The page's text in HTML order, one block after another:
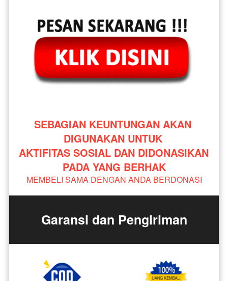
SEBAGIAN KEUNTUNGAN AKAN
DIGUNAKAN UNTUK
AKTIFITAS SOSIAL DAN DIDONASIKAN
PADA YANG BERHAK
MEMBELI SAMA DENGAN ANDA BERDONASI
Garansi dan Pengiriman